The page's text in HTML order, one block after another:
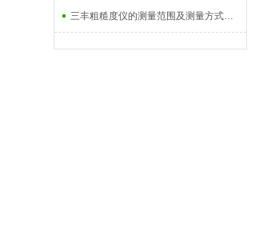
三丰粗糙度仪的测量范围及测量方式解读